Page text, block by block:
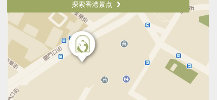
探索香港景点